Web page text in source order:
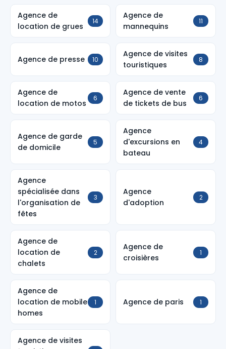
Agence de
location de grues
14
Agence de
mannequins
11
Agence de presse 10
Agence de visites
touristiques
8
Agence de
location de motos
6
Agence de vente
de tickets de bus
6
Agence de garde
de domicile
5
Agence
d'excursions en
bateau
4
Agence
spécialisée dans
l'organisation de
fêtes
3
Agence
d'adoption
2
Agence de
location de
chalets
2
Agence de
croisières
1
Agence de
location de mobile
homes
1 Agence de paris 1
Agence de visites